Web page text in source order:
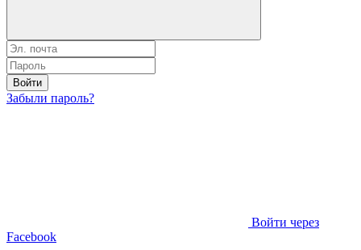
Войти
Забыли пароль?
Войти через
Facebook